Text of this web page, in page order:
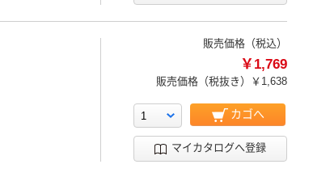
販売価格（税込）
￥1,769
販売価格（税抜き） ￥1,638
カゴへ
マイカタログへ登録